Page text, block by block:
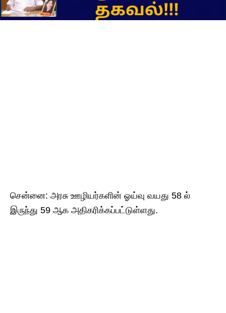
சென்னை: அரசு ஊழியர்களின் ஓய்வு வயது 58 ல்
இருந்து 59 ஆக அதிகரிக்கப்பட்டுள்ளது.